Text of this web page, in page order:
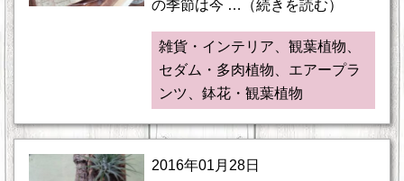
の季節は今 …（続きを読む）
雑貨・インテリア、観葉植物、
セダム・多肉植物、エアープラ
ンツ、鉢花・観葉植物
2016年01月28日